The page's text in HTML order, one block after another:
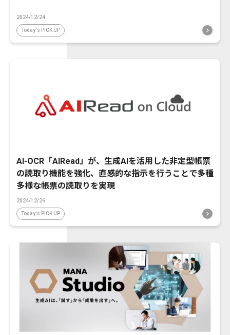
2024/12/24
Today's PICK UP
AI-OCR「AIRead」が、生成AIを活用した非定型帳票
の読取り機能を強化、直感的な指示を行うことで多種
多様な帳票の読取りを実現
2024/12/26
Today's PICK UP